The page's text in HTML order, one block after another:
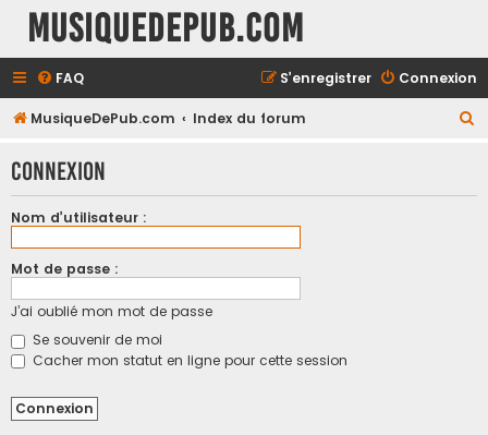
MusiqueDePub.com
FAQ Connexion
S’enregistrer
MusiqueDePub.com Index du forum
h
Connexion
Nom d’utilisateur :
Mot de passe :
J’ai oublié mon mot de passe
Se souvenir de moi
Cacher mon statut en ligne pour cette session